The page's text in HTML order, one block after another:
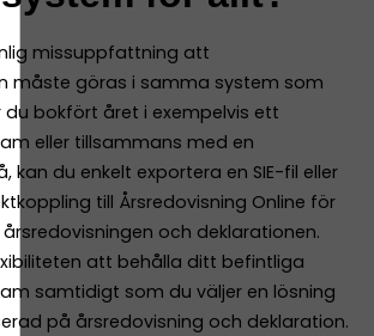
missuppfattning att
måste göras i samma system som
du bokfört året i exempelvis ett
eller tillsammans med en
kan du enkelt exportera en SIE-fil eller
till Årsredovisning Online för
och deklarationen.
att behålla ditt befintliga
samtidigt som du väljer en lösning
på årsredovisning och deklaration.